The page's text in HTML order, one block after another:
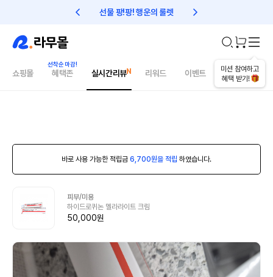
선물 팡!팡! 행운의 룰렛 친구초대 1만원 리워드!
미션 참여하고
혜택 받기!
쇼핑몰 혜택존 실시간리뷰 리워드 이벤트 건강매거진
바로 사용 가능한 적립금 6,700원을 적립 하였습니다.
피부/미용
하이드로퀴논 멜라라이트 크림
50,000원